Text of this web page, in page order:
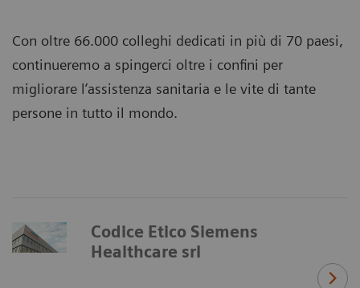
Con oltre 66.000 colleghi dedicati in più di 70 paesi,
continueremo a spingerci oltre i confini per
migliorare l’assistenza sanitaria e le vite di tante
persone in tutto il mondo.
Codice Etico Siemens
Healthcare srl